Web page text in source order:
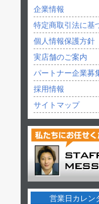
企業情報
特定商取引法に基
個人情報保護方針
実店舗のご案内
パートナー企業募
採用情報
サイトマップ
営業日カレン